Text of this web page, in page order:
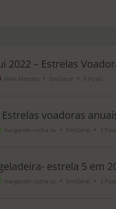
2022 – Estrelas
Aline Mendes Em:Geral 6 Posts
Estrelas voadoras
margareth rocha zu Em:Geral 2
estrela 5 em
margareth rocha zu Em:Geral 2